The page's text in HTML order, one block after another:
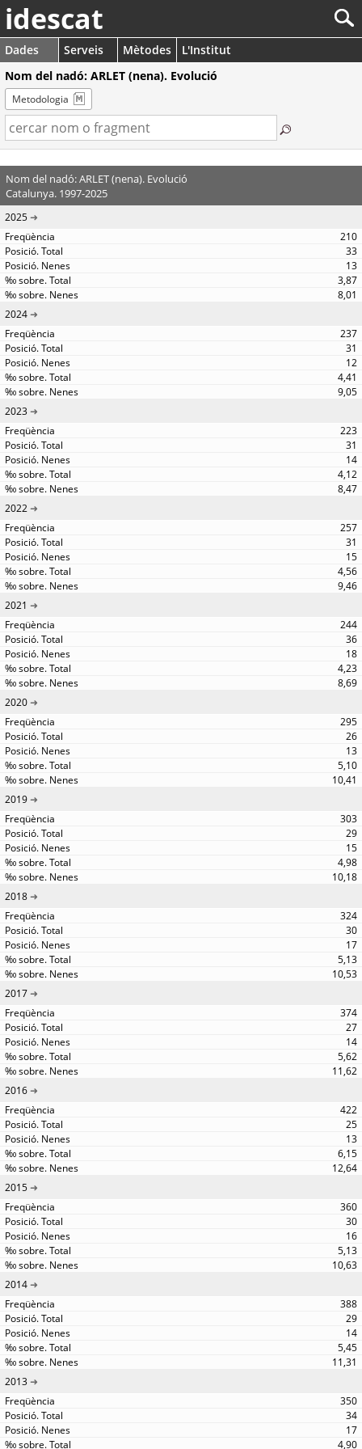
idescat
Dades Serveis Mètodes
L'Institut
Nom del nadó: ARLET (nena). Evolució
Metodologia
Nom del nadó: ARLET (nena). Evolució
Catalunya. 1997-2025
2025
210
33
13
3,87
8,01
2024
237
31
12
4,41
9,05
2023
223
31
14
4,12
8,47
2022
257
31
15
4,56
9,46
2021
244
36
18
4,23
8,69
2020
295
26
13
5,10
10,41
2019
303
29
15
4,98
10,18
2018
324
30
17
5,13
10,53
2017
374
27
14
5,62
11,62
2016
422
25
13
6,15
12,64
2015
360
30
16
5,13
10,63
2014
388
29
14
5,45
11,31
2013
350
34
17
4,90